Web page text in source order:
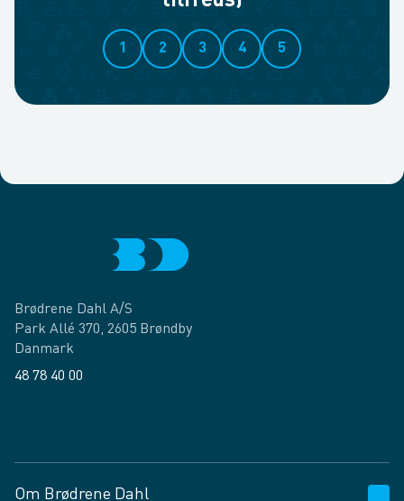
1 2 3 4 5
Brødrene Dahl A/S
Park Allé 370, 2605 Brøndby
Danmark
48 78 40 00
Om Brødrene Dahl